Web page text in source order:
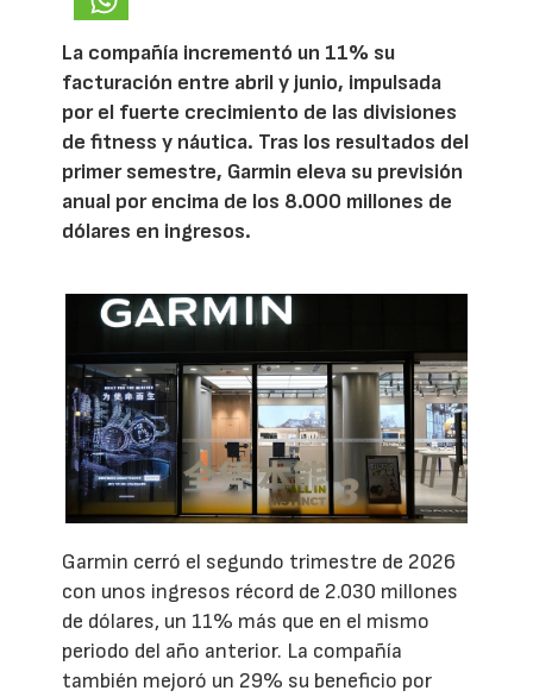
La compañía incrementó un 11% su
facturación entre abril y junio, impulsada
por el fuerte crecimiento de las divisiones
de fitness y náutica. Tras los resultados del
primer semestre, Garmin eleva su previsión
anual por encima de los 8.000 millones de
dólares en ingresos.
Garmin cerró el segundo trimestre de 2026
con unos ingresos récord de 2.030 millones
de dólares, un 11% más que en el mismo
periodo del año anterior. La compañía
también mejoró un 29% su beneficio por